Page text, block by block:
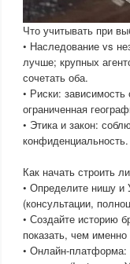
Что учитывать при
• Наследование vs
лучше; крупных
сочетать оба.
• Риски:
ограниченная
• Этика и закон:
конфиденциальность.
Как начать строить
• Определите нишу и
(консультации,
• Создайте историю
показать, чем
• Онлайн-платформа: